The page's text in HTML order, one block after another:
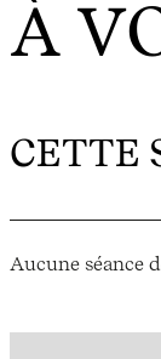
À
CETTE
Aucune séance